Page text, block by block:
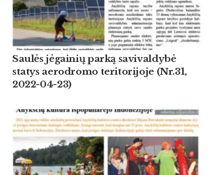
Saulės jėgainių parką savivaldybė
statys aerodromo teritorijoje (Nr.31,
2022-04-23)